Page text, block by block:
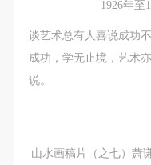
1926年至
谈艺术总有人喜说成功
成功，学无止境，艺术
说。
山水画稿片（之七）萧